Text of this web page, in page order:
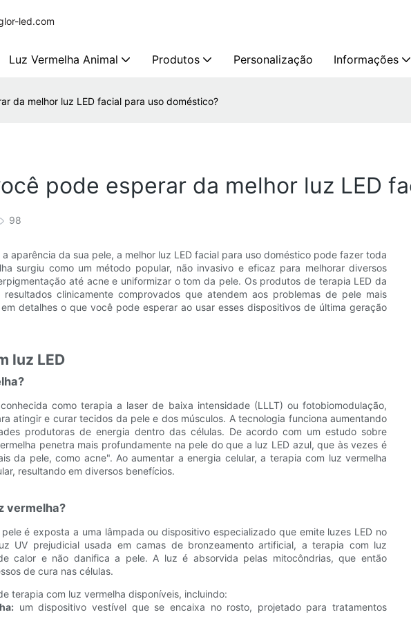
led.com
Luz Vermelha Animal Produtos Personalização Informações
da melhor luz LED facial para uso doméstico?
pode esperar da melhor luz LED
98
aparência da sua pele, a melhor luz LED facial para uso doméstico pode fazer toda
surgiu como um método popular, não invasivo e eficaz para melhorar diversos
até acne e uniformizar o tom da pele. Os produtos de terapia LED da
clinicamente comprovados que atendem aos problemas de pele mais
detalhes o que você pode esperar ao usar esses dispositivos de última geração
luz LED
como terapia a laser de baixa intensidade (LLLT) ou fotobiomodulação,
atingir e curar tecidos da pele e dos músculos. A tecnologia funciona aumentando
produtoras de energia dentro das células. De acordo com um estudo sobre
penetra mais profundamente na pele do que a luz LED azul, que às vezes é
da pele, como acne". Ao aumentar a energia celular, a terapia com luz vermelha
resultando em diversos benefícios.
vermelha?
é exposta a uma lâmpada ou dispositivo especializado que emite luzes LED no
UV prejudicial usada em camas de bronzeamento artificial, a terapia com luz
calor e não danifica a pele. A luz é absorvida pelas mitocôndrias, que então
de cura nas células.
terapia com luz vermelha disponíveis, incluindo:
um dispositivo vestível que se encaixa no rosto, projetado para tratamentos